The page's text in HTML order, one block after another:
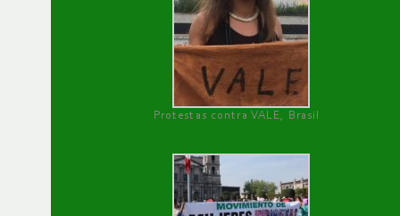
Protestas contra VALE, Brasil